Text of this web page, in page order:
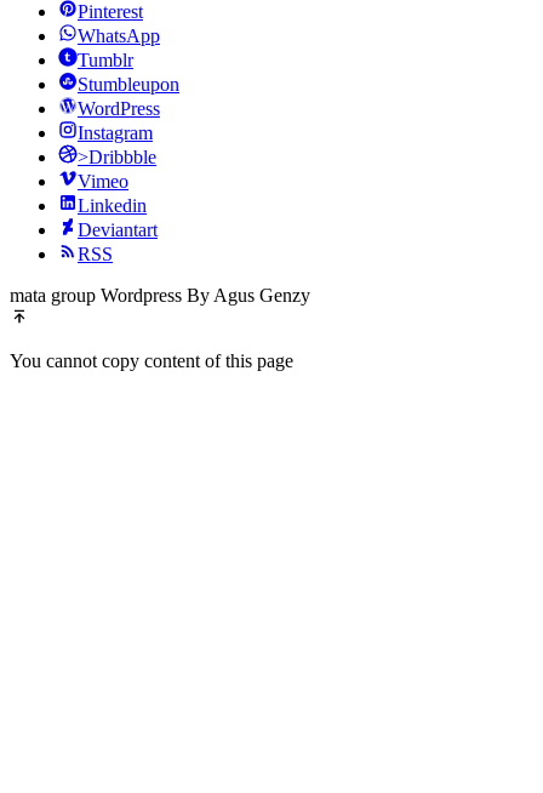
Pinterest
WhatsApp
Tumblr
Stumbleupon
WordPress
Instagram
>Dribbble
Vimeo
Linkedin
Deviantart
RSS
mata group Wordpress By Agus Genzy
You cannot copy content of this page